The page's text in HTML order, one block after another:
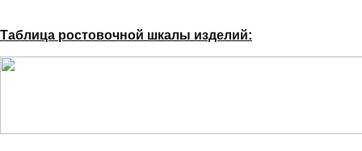
Таблица ростовочной шкалы изделий: